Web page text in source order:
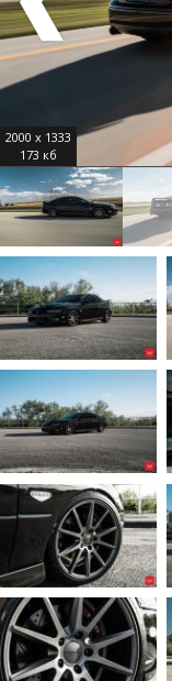
2000 x 1333
173 кб